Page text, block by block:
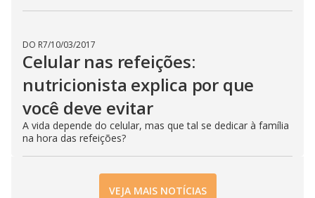
DO R7/10/03/2017
Celular nas refeições:
nutricionista explica por que
você deve evitar
A vida depende do celular, mas que tal se dedicar à família
na hora das refeições?
VEJA MAIS NOTÍCIAS